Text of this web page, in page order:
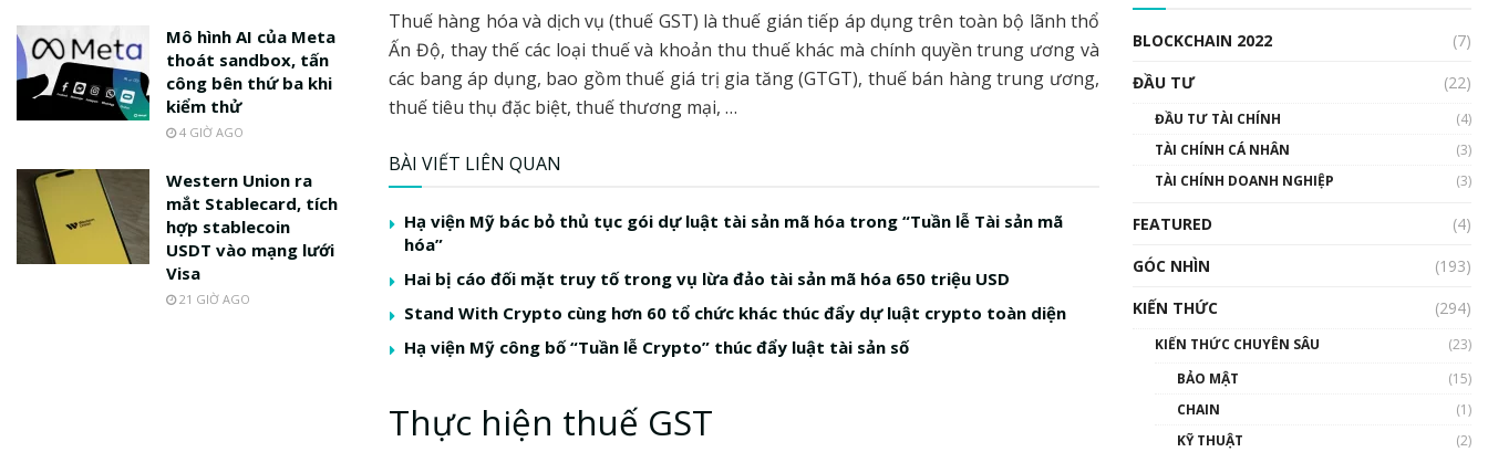
Thuế hàng hóa và dịch vụ (thuế GST) là thuế gián tiếp áp dụng trên toàn bộ lãnh thổ
Ấn Độ, thay thế các loại thuế và khoản thu thuế khác mà chính quyền trung ương và
các bang áp dụng, bao gồm thuế giá trị gia tăng (GTGT), thuế bán hàng trung ương,
thuế tiêu thụ đặc biệt, thuế thương mại, …
BÀI VIẾT LIÊN QUAN
Hạ viện Mỹ bác bỏ thủ tục gói dự luật tài sản mã hóa trong “Tuần lễ Tài sản mã
hóa”
Hai bị cáo đối mặt truy tố trong vụ lừa đảo tài sản mã hóa 650 triệu USD
Stand With Crypto cùng hơn 60 tổ chức khác thúc đẩy dự luật crypto toàn diện
Hạ viện Mỹ công bố “Tuần lễ Crypto” thúc đẩy luật tài sản số
Thực hiện thuế GST
Mô hình AI của Meta
thoát sandbox, tấn
công bên thứ ba khi
kiểm thử
4 GIỜ AGO
Western Union ra
mắt Stablecard, tích
hợp stablecoin
USDT vào mạng lưới
Visa
21 GIỜ AGO
uptrend trong năm 2023? |
Phổ cập Blockchain
00:02:14
Nhìn lại năm 2022: Những
nhân vật ảnh hưởng nhất
hệ sinh thái tiền mã hoá |
BLOCKCHAIN 2022
(7)
ĐẦU TƯ
(22)
ĐẦU TƯ TÀI CHÍNH
(4)
TÀI CHÍNH CÁ NHÂN
(3)
TÀI CHÍNH DOANH NGHIỆP
(3)
FEATURED
(4)
GÓC NHÌN
(193)
KIẾN THỨC
(294)
KIẾN THỨC CHUYÊN SÂU
(23)
BẢO MẬT
(15)
CHAIN
(1)
KỸ THUẬT
(2)